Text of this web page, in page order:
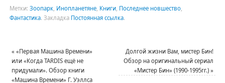
Метки: Зоопарк, Инопланетяне, Книги, Последнее новшество,
Фантастика. Закладка Постоянная ссылка.
« «Первая Машина Времени»
или «Когда TARDIS ещё не
придумали». Обзор книги
«Машина Времени» Г. Уэллса
Долгой жизни Вам, мистер Бин!
Обзор на оригинальный сериал
«Мистер Бин» (1990-1995гг.)»